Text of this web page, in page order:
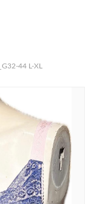
44 L-XL